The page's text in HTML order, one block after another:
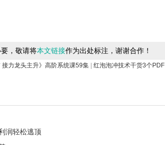
，敬请将本文链接作为出处标注，谢谢合作！
力龙头主升》高阶系统课59集 红泡泡冲技术干货3个PDF
润轻松逃顶